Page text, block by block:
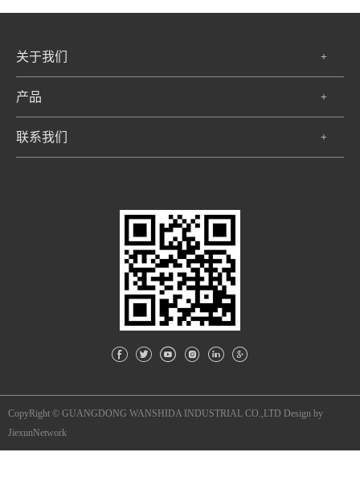
+
关于我们
+
产品
+
联系我们
CopyRight © GUANGDONG WANSHIDA INDUSTRIAL CO.,LTD Design by
JiexunNetwork